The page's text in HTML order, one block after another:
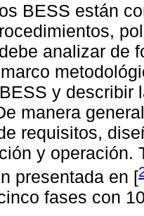
BESS están
analizar de
y describir
manera
requisitos,
y operación.
presentada en [
fases con